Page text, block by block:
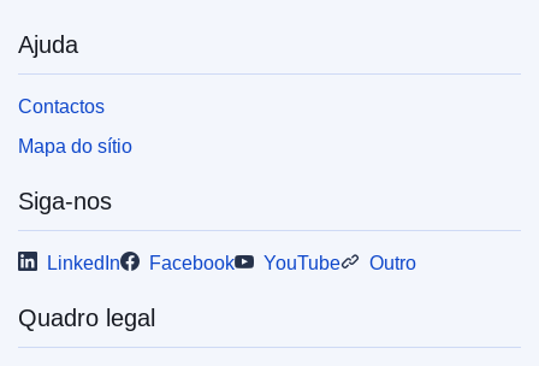
Ajuda
Contactos
Mapa do sítio
Siga-nos
LinkedIn Facebook YouTube Outro
Quadro legal